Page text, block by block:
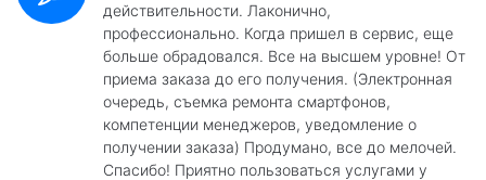
действительности. Лаконично,
профессионально. Когда пришел в сервис, еще
больше обрадовался. Все на высшем уровне! От
приема заказа до его получения. (Электронная
очередь, съемка ремонта смартфонов,
компетенции менеджеров, уведомление о
получении заказа) Продумано, все до мелочей.
Спасибо! Приятно пользоваться услугами у